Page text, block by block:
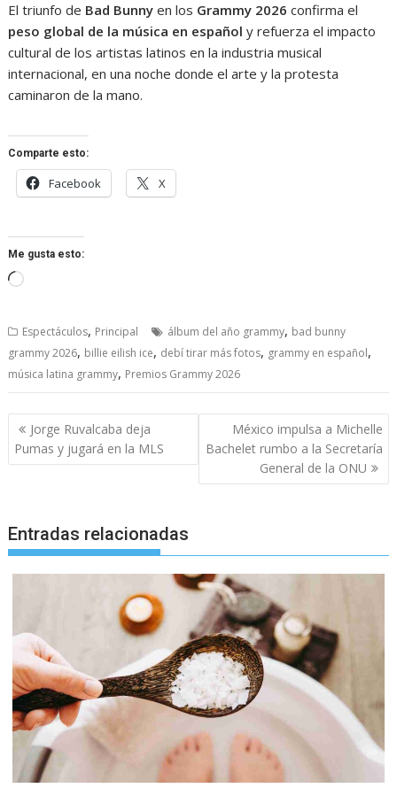
El triunfo de Bad Bunny en los Grammy 2026 confirma el
peso global de la música en español y refuerza el impacto
cultural de los artistas latinos en la industria musical
internacional, en una noche donde el arte y la protesta
caminaron de la mano.
Comparte esto:
Facebook X
Me gusta esto:
Cargando...
Espectáculos, Principal álbum del año grammy, bad bunny
grammy 2026, billie eilish ice, debí tirar más fotos, grammy en español,
música latina grammy, Premios Grammy 2026
Navegación
de
entradas
Jorge Ruvalcaba deja
Pumas y jugará en la MLS
México impulsa a Michelle
Bachelet rumbo a la Secretaría
General de la ONU
Entradas relacionadas